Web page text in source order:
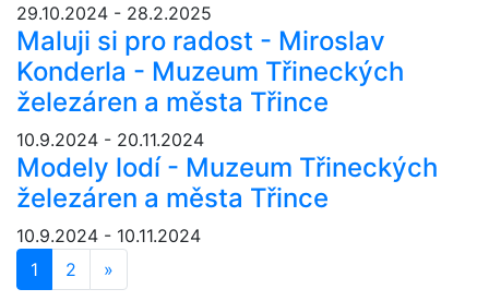
29.10.2024 - 28.2.2025
Maluji si pro radost - Miroslav
Konderla - Muzeum Třineckých
železáren a města Třince
10.9.2024 - 20.11.2024
Modely lodí - Muzeum Třineckých
železáren a města Třince
10.9.2024 - 10.11.2024
1
2 »